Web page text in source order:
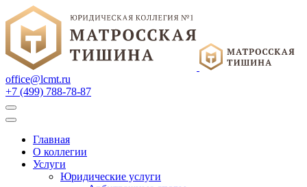
office@lcmt.ru
+7 (499) 788-78-87
Главная
О коллегии
Услуги
Юридические услуги